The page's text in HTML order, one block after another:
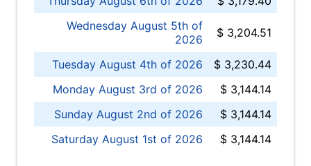
Wednesday August 5th of
2026
$ 3,204.51
Tuesday August 4th of 2026
$ 3,230.44
Monday August 3rd of 2026
$ 3,144.14
Sunday August 2nd of 2026
$ 3,144.14
Saturday August 1st of 2026
$ 3,144.14